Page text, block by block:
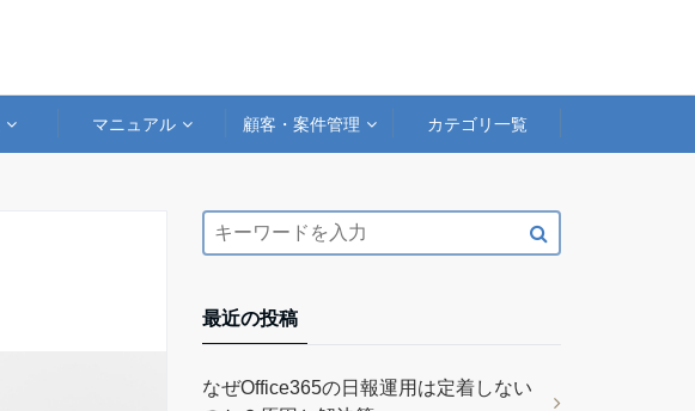
マニュアル 顧客・案件管理 カテゴリ一覧
最近の投稿
なぜOffice365の日報運用は定着しない